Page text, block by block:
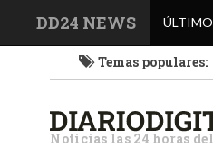
DD24 NEWS
Temas populares:
Noticias las 24 horas